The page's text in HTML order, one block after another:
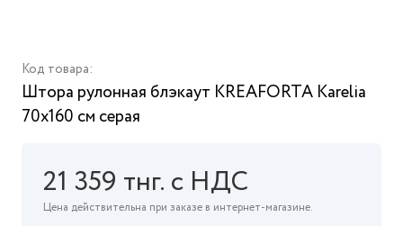
Код товара:
Штора рулонная блэкаут KREAFORTA Karelia
70x160 см серая
21 359 тнг. с НДС
Цена действительна при заказе в интернет-магазине.